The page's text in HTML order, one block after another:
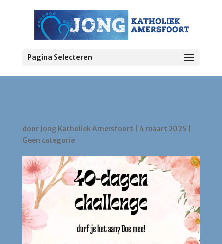
Pagina Selecteren
door Jong Katholiek Amersfoort 4 maart 2025
Geen categorie